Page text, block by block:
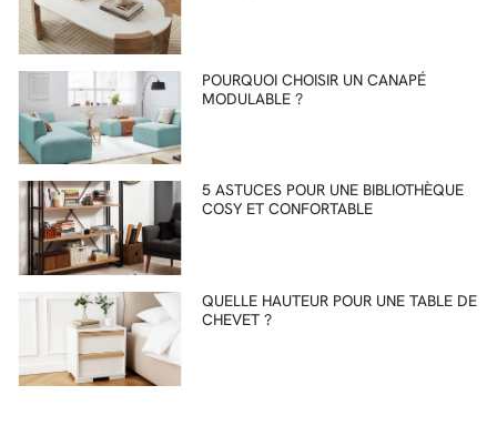
POURQUOI CHOISIR UN CANAPÉ
MODULABLE ?
5 ASTUCES POUR UNE BIBLIOTHÈQUE
COSY ET CONFORTABLE
QUELLE HAUTEUR POUR UNE TABLE DE
CHEVET ?